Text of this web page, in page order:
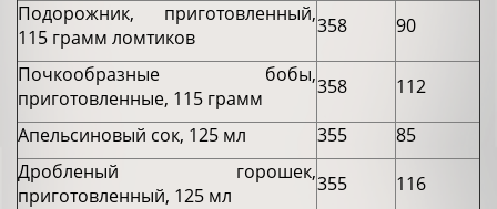
Подорожник, приготовленный,
115 грамм ломтиков
358
90
Почкообразные бобы,
приготовленные, 115 грамм
358
112
Апельсиновый сок, 125 мл
355
85
Дробленый горошек,
приготовленный, 125 мл
355
116